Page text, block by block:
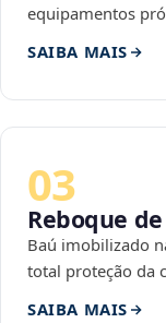
equipamentos
SAIBA MAIS
03
Reboque
Baú imobilizado
total proteção da
SAIBA MAIS